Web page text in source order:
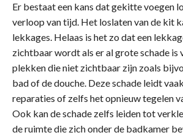
Er bestaat een kans dat gekitte voegen
verloop van tijd. Het loslaten van de kit
lekkages. Helaas is het zo dat een
zichtbaar wordt als er al grote schade is
plekken die niet zichtbaar zijn zoals
bad of de douche. Deze schade leidt
reparaties of zelfs het opnieuw tegelen
Ook kan de schade zelfs leiden tot
de ruimte die zich onder de badkamer